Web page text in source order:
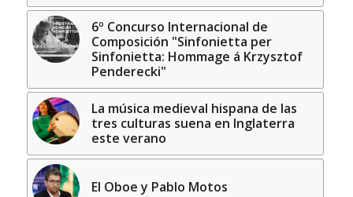
6º Concurso Internacional de
Composición "Sinfonietta per
Sinfonietta: Hommage á Krzysztof
Penderecki"
La música medieval hispana de las
tres culturas suena en Inglaterra
este verano
El Oboe y Pablo Motos